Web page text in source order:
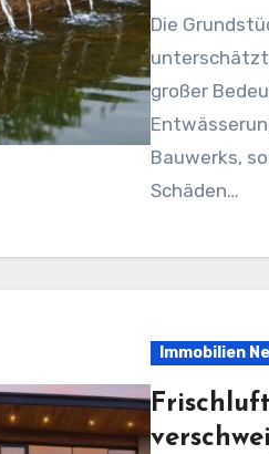
Die Grundstücksentwässerung ist ein oft
großer
Bauwerks,
Schäden…
Immobilien